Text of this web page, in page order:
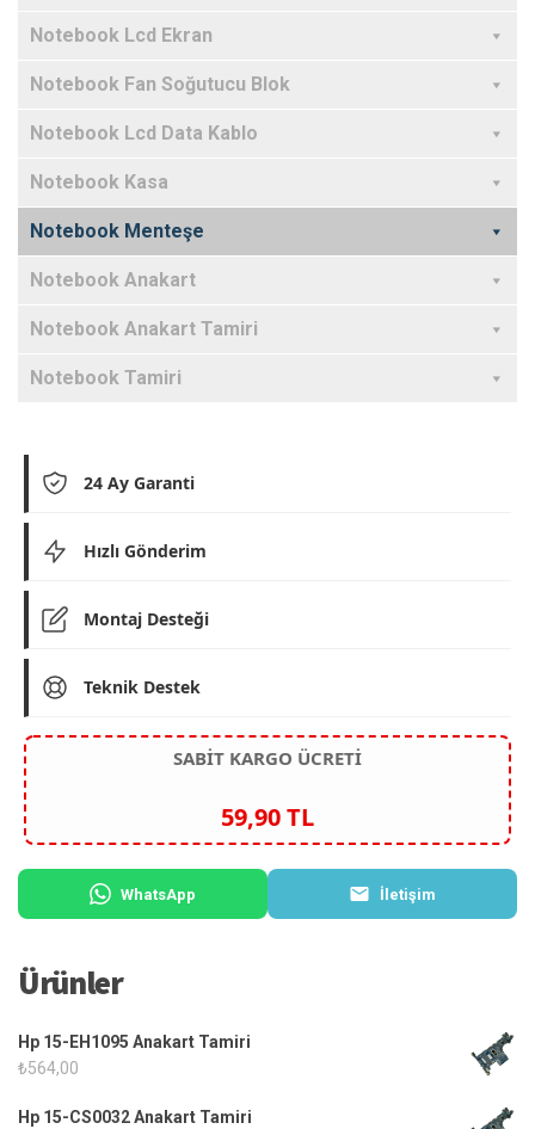
Notebook Lcd Ekran
Notebook Fan Soğutucu Blok
Notebook Lcd Data Kablo
Notebook Kasa
Notebook Menteşe
Notebook Anakart
Notebook Anakart Tamiri
Notebook Tamiri
24 Ay Garanti
Hızlı Gönderim
Montaj Desteği
Teknik Destek
SABİT KARGO ÜCRETİ
59,90 TL
WhatsApp İletişim
Ürünler
Hp 15-EH1095 Anakart Tamiri
₺564,00
Hp 15-CS0032 Anakart Tamiri